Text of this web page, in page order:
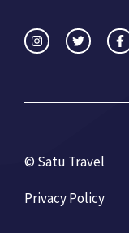
© Satu Travel
Privacy Policy